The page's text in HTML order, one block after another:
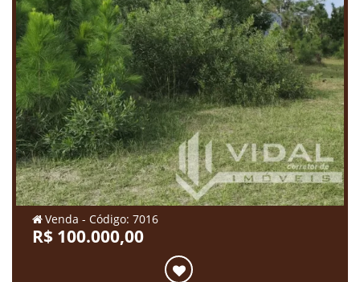
Venda - Código: 7016
R$ 100.000,00